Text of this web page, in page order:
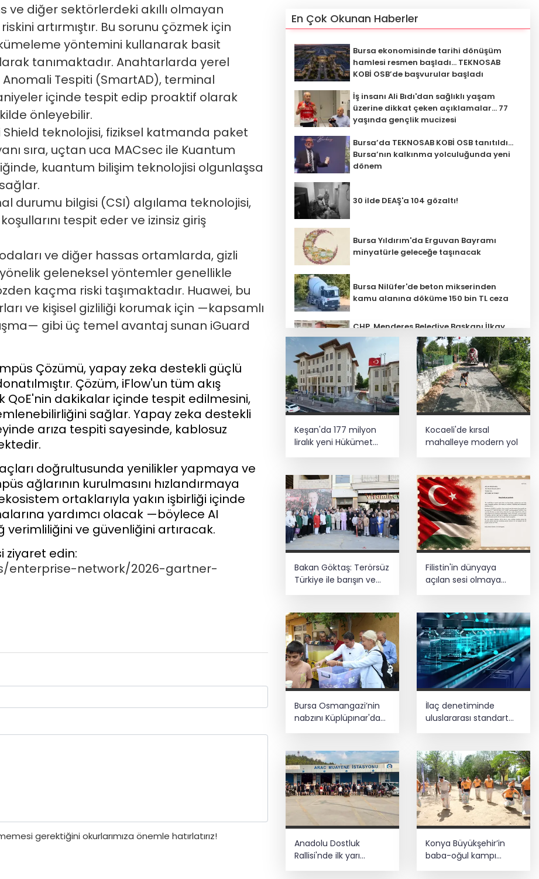
ve diğer sektörlerdeki akıllı olmayan
artırmıştır. Bu sorunu çözmek için
yöntemini kullanarak basit
tanımaktadır. Anahtarlarda yerel
Anomali Tespiti (SmartAD), terminal
içinde tespit edip proaktif olarak
önleyebilir.
Shield teknolojisi, fiziksel katmanda paket
sıra, uçtan uca MACsec ile Kuantum
kuantum bilişim teknolojisi olgunlaşsa
durumu bilgisi (CSI) algılama teknolojisi,
tespit eder ve izinsiz giriş
ve diğer hassas ortamlarda, gizli
geleneksel yöntemler genellikle
kaçma riski taşımaktadır. Huawei, bu
ve kişisel gizliliği korumak için —kapsamlı
gibi üç temel avantaj sunan iGuard
Çözümü, yapay zeka destekli güçlü
Çözüm, iFlow'un tüm akış
dakikalar içinde tespit edilmesini,
sağlar. Yapay zeka destekli
arıza tespiti sayesinde, kablosuz
doğrultusunda yenilikler yapmaya ve
ağlarının kurulmasını hızlandırmaya
ortaklarıyla yakın işbirliği içinde
yardımcı olacak —böylece AI
verimliliğini ve güvenliğini artıracak.
ziyaret edin:
enterprise-network/2026-gartner-
gerektiğini okurlarımıza önemle hatırlatırız!
En Çok Okunan Haberler
Bursa ekonomisinde tarihi dönüşüm
hamlesi resmen başladı... TEKNOSAB
KOBİ OSB’de başvurular başladı
İş insanı Ali Bıdı'dan sağlıklı yaşam
üzerine dikkat çeken açıklamalar... 77
yaşında gençlik mucizesi
Bursa’da TEKNOSAB KOBİ OSB tanıtıldı...
Bursa’nın kalkınma yolculuğunda yeni
dönem
30 ilde DEAŞ'a 104 gözaltı!
Bursa Yıldırım'da Erguvan Bayramı
minyatürle geleceğe taşınacak
Bursa Nilüfer'de beton mikserinden
kamu alanına döküme 150 bin TL ceza
CHP, Menderes Belediye Başkanı İlkay
Çiçek'i kesin ihraç talebiyle disipline
sevk etti
Ankara'da uyuşturucu ve fuhuş 8
gözaltı
E-KİP’e Türkiye’nin Dijital Dönüşüm
Ödülü... Kamu kategorisinde zirvede
Arabistan yolcusu
Keşan'da 177 milyon
liralık yeni Hükümet
Kocaeli'de kırsal
mahalleye modern yol
Bakan Göktaş: Terörsüz
Türkiye ile barışın ve
istikrarın güçlendiği
Filistin'in dünyaya
açılan sesi olmaya
devam edeceğiz
Bursa Osmangazi’nin
nabzını Küplüpınar'da
İlaç denetiminde
uluslararası standart
Anadolu Dostluk
Rallisi'nde ilk yarı
tamamlandı
Konya Büyükşehir’in
baba-oğul kampı
Ağustos'ta da sürecek